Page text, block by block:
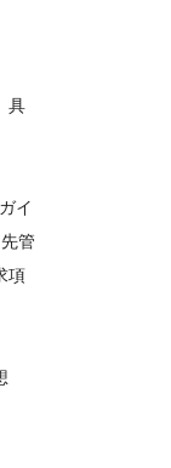
具
イ
管
項